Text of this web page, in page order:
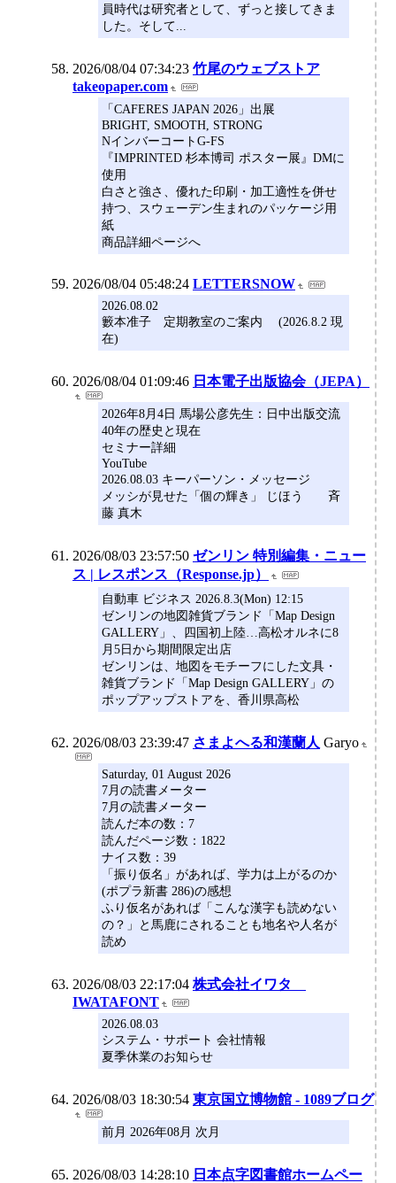
員時代は研究者として、ずっと接してきま
した。そして...
2026/08/04 07:34:23 竹尾のウェブストア
takeopaper.com
「CAFERES JAPAN 2026」出展
BRIGHT, SMOOTH, STRONG
NインバーコートG-FS
『IMPRINTED 杉本博司 ポスター展』DMに
使用
白さと強さ、優れた印刷・加工適性を併せ
持つ、スウェーデン生まれのパッケージ用
紙
商品詳細ページへ
2026/08/04 05:48:24 LETTERSNOW
2026.08.02
籔本准子 定期教室のご案内 (2026.8.2 現
在)
2026/08/04 01:09:46 日本電子出版協会（JEPA）
2026年8月4日 馬場公彦先生：日中出版交流
40年の歴史と現在
セミナー詳細
YouTube
2026.08.03 キーパーソン・メッセージ
メッシが見せた「個の輝き」 じほう 斉
藤 真木
2026/08/03 23:57:50 ゼンリン 特別編集・ニュー
ス | レスポンス（Response.jp）
自動車 ビジネス 2026.8.3(Mon) 12:15
ゼンリンの地図雑貨ブランド「Map Design
GALLERY」、四国初上陸…高松オルネに8
月5日から期間限定出店
ゼンリンは、地図をモチーフにした文具・
雑貨ブランド「Map Design GALLERY」の
ポップアップストアを、香川県高松
2026/08/03 23:39:47 さまよへる和漢蘭人 Garyo
Saturday, 01 August 2026
7月の読書メーター
7月の読書メーター
読んだ本の数：7
読んだページ数：1822
ナイス数：39
「振り仮名」があれば、学力は上がるのか
(ポプラ新書 286)の感想
ふり仮名があれば「こんな漢字も読めない
の？」と馬鹿にされることも地名や人名が
読め
2026/08/03 22:17:04 株式会社イワタ
IWATAFONT
2026.08.03
システム・サポート 会社情報
夏季休業のお知らせ
2026/08/03 18:30:54 東京国立博物館 - 1089ブログ
前月 2026年08月 次月
2026/08/03 14:28:10 日本点字図書館ホームペー